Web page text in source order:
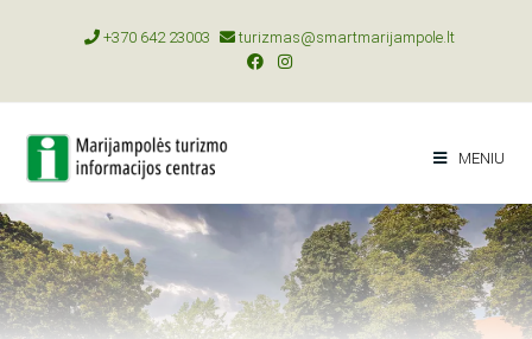
+370 642 23003 turizmas@smartmarijampole.lt
MENIU